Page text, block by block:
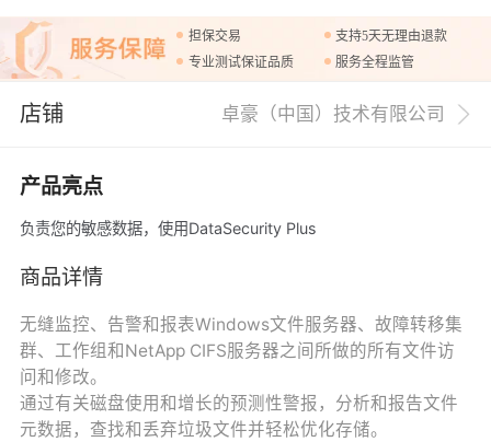
担保交易
支持5天无理由退款
专业测试保证品质
服务全程监管
店铺 卓豪（中国）技术有限公司
产品亮点
负责您的敏感数据，使用DataSecurity Plus
商品详情
无缝监控、告警和报表Windows文件服务器、故障转移集
群、工作组和NetApp CIFS服务器之间所做的所有文件访
问和修改。
通过有关磁盘使用和增长的预测性警报，分析和报告文件
元数据，查找和丢弃垃圾文件并轻松优化存储。